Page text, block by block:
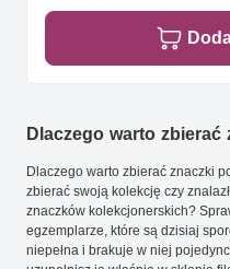
Dlaczego warto
Dlaczego warto zbierać znaczki
zbierać swoją kolekcję czy
znaczków kolekcjonerskich?
egzemplarze, które są dzisiaj
niepełna i brakuje w niej